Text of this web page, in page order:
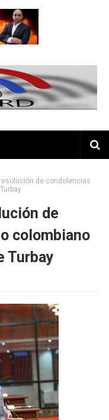
de condolencias
de
colombiano
Turbay